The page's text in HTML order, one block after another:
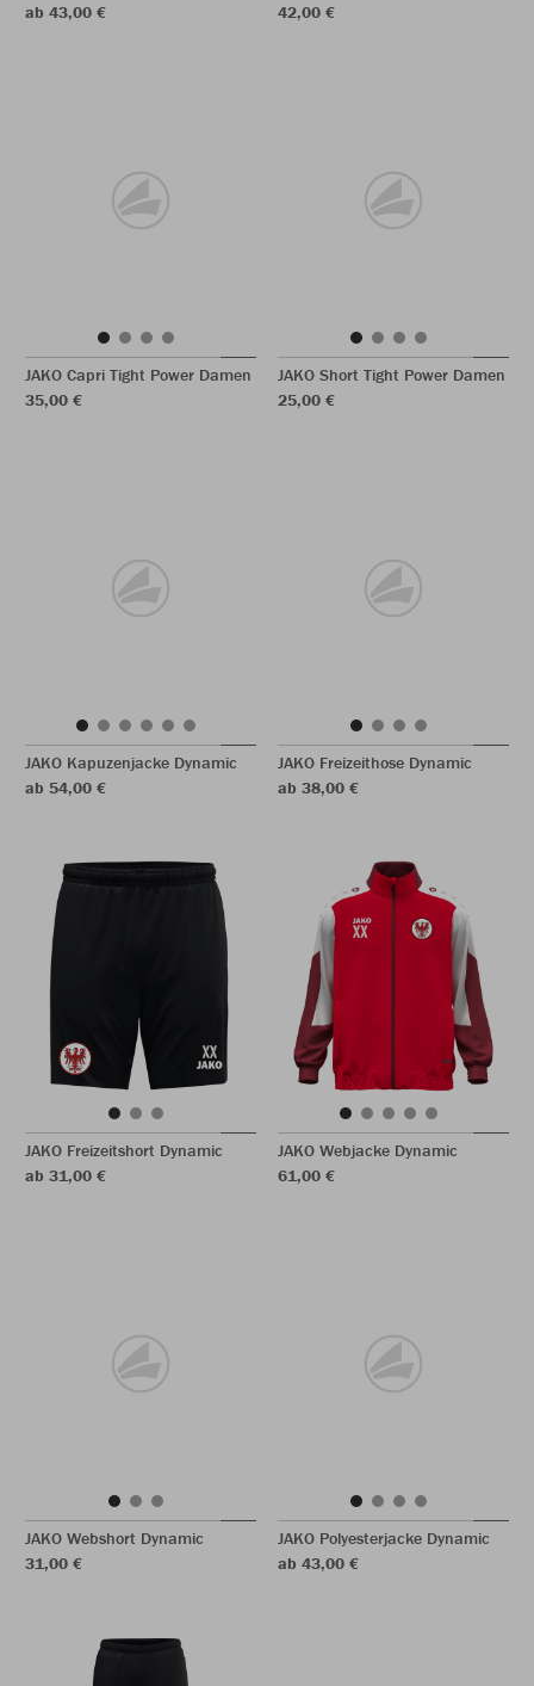
ab 43,00 €
42,00 €
JAKO Capri Tight Power Damen
35,00 €
JAKO Short Tight Power Damen
25,00 €
JAKO Kapuzenjacke Dynamic
ab 54,00 €
JAKO Freizeithose Dynamic
ab 38,00 €
JAKO Freizeitshort Dynamic
ab 31,00 €
JAKO Webjacke Dynamic
61,00 €
JAKO Webshort Dynamic
31,00 €
JAKO Polyesterjacke Dynamic
ab 43,00 €